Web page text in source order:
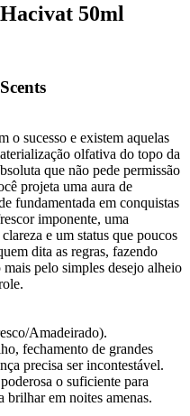
50ml
o sucesso e existem aquelas
olfativa do topo da
que não pede permissão
projeta uma aura de
fundamentada em conquistas
imponente, uma
e um status que poucos
dita as regras, fazendo
pelo simples desejo alheio
Amadeirado).
fechamento de grandes
precisa ser incontestável.
o suficiente para
brilhar em noites amenas.